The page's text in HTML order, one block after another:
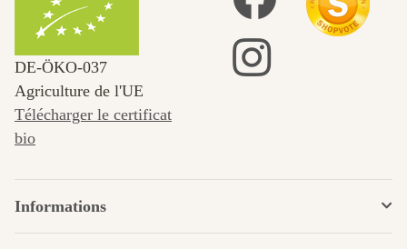
DE‑ÖKO‑037
Agriculture de l'UE
Télécharger le certificat
bio
Informations